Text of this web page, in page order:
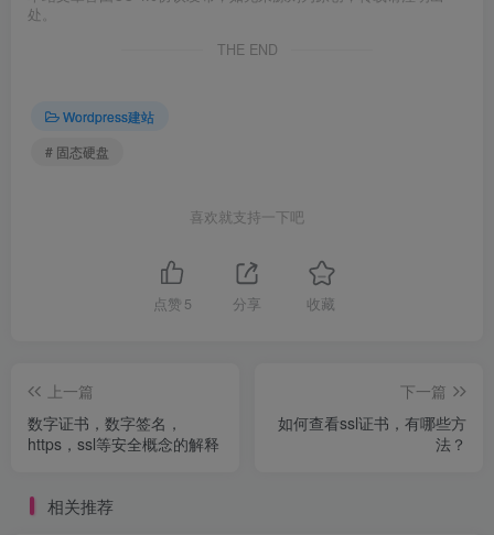
处。
THE END
Wordpress建站
# 固态硬盘
喜欢就支持一下吧
点赞 5 分享 收藏
上一篇
数字证书，数字签名，
https，ssl等安全概念的解释
下一篇
如何查看ssl证书，有哪些方
法？
相关推荐